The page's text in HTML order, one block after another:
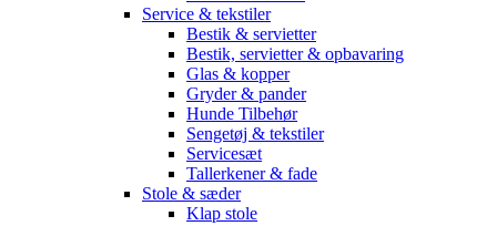
Service & tekstiler
Bestik & servietter
Bestik, servietter & opbavaring
Glas & kopper
Gryder & pander
Hunde Tilbehør
Sengetøj & tekstiler
Servicesæt
Tallerkener & fade
Stole & sæder
Klap stole